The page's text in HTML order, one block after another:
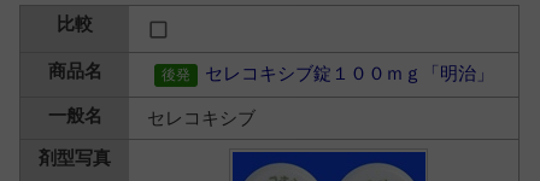
セレコキシブ錠１００ｍｇ「明治」
セレコキシブ